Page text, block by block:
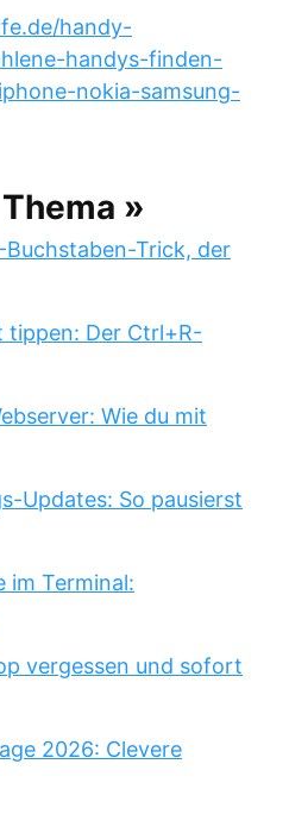
handy-
handys-finden-
nokia-samsung-
»
Trick, der
tippen: Der Ctrl+R-
Wie du mit
Updates: So pausierst
im Terminal:
vergessen und sofort
2026: Clevere